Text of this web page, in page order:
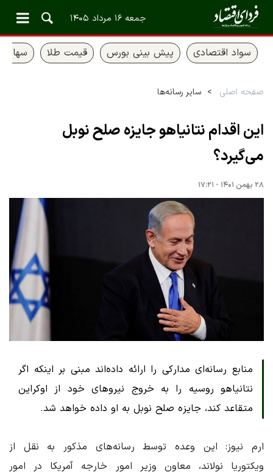
جمعه ۱۶ مرداد ۱۴۰۵
سواد اقتصادی پیش بینی بورس قیمت طلا سهام
صفحه اصلی سایر رسانه‌ها
این اقدام نتانیاهو جایزه صلح نوبل
می‌گیرد؟
۲۸ بهمن ۱۴۰۱ - ۱۷:۲۱
منابع رسانه‌ای مدارکی را ارائه داده‌اند مبنی بر اینکه اگر
نتانیاهو روسیه را به خروج نیروهای خود از اوکراین
متقاعد کند، جایزه صلح نوبل به او داده خواهد شد.
ارم نیوز: این وعده توسط رسانه‌های مذکور به نقل از
ویکتوریا نولاند، معاون وزیر امور خارجه آمریکا در امور